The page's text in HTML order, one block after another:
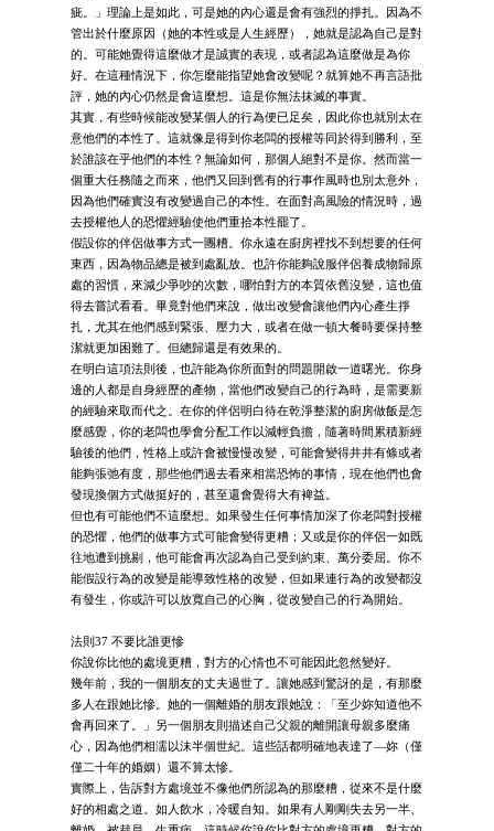
疵。」理論上是如此，可是她的內心還是會有強烈的掙扎。因為不
管出於什麼原因（她的本性或是人生經歷），她就是認為自己是對
的。可能她覺得這麼做才是誠實的表現，或者認為這麼做是為你
好。在這種情況下，你怎麼能指望她會改變呢？就算她不再言語批
評，她的內心仍然是會這麼想。這是你無法抹滅的事實。
其實，有些時候能改變某個人的行為便已足矣，因此你也就別太在
意他們的本性了。這就像是得到你老闆的授權等同於得到勝利，至
於誰該在乎他們的本性？無論如何，那個人絕對不是你。然而當一
個重大任務隨之而來，他們又回到舊有的行事作風時也別太意外，
因為他們確實沒有改變過自己的本性。在面對高風險的情況時，過
去授權他人的恐懼經驗使他們重拾本性罷了。
假設你的伴侶做事方式一團糟。你永遠在廚房裡找不到想要的任何
東西，因為物品總是被到處亂放。也許你能夠說服伴侶養成物歸原
處的習慣，來減少爭吵的次數，哪怕對方的本質依舊沒變，這也值
得去嘗試看看。畢竟對他們來說，做出改變會讓他們內心產生掙
扎，尤其在他們感到緊張、壓力大，或者在做一頓大餐時要保持整
潔就更加困難了。但總歸還是有效果的。
在明白這項法則後，也許能為你所面對的問題開啟一道曙光。你身
邊的人都是自身經歷的產物，當他們改變自己的行為時，是需要新
的經驗來取而代之。在你的伴侶明白待在乾淨整潔的廚房做飯是怎
麼感覺，你的老闆也學會分配工作以減輕負擔，隨著時間累積新經
驗後的他們，性格上或許會被慢慢改變，可能會變得井井有條或者
能夠張弛有度，那些他們過去看來相當恐怖的事情，現在他們也會
發現換個方式做挺好的，甚至還會覺得大有裨益。
但也有可能他們不這麼想。如果發生任何事情加深了你老闆對授權
的恐懼，他們的做事方式可能會變得更糟；又或是你的伴侶一如既
往地遭到挑剔，他可能會再次認為自己受到約束、萬分委屈。你不
能假設行為的改變是能導致性格的改變，但如果連行為的改變都沒
有發生，你或許可以放寬自己的心胸，從改變自己的行為開始。
法則37 不要比誰更慘
你說你比他的處境更糟，對方的心情也不可能因此忽然變好。
幾年前，我的一個朋友的丈夫過世了。讓她感到驚訝的是，有那麼
多人在跟她比慘。她的一個離婚的朋友跟她說：「至少妳知道他不
會再回來了。」另一個朋友則描述自己父親的離開讓母親多麼痛
心，因為他們相濡以沫半個世紀。這些話都明確地表達了—妳（僅
僅二十年的婚姻）還不算太慘。
實際上，告訴對方處境並不像他們所認為的那麼糟，從來不是什麼
好的相處之道。如人飲水，冷暖自知。如果有人剛剛失去另一半、